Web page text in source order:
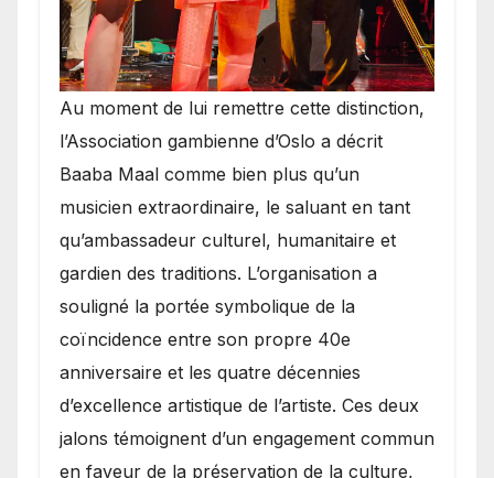
​Au moment de lui remettre cette distinction,
l’Association gambienne d’Oslo a décrit
Baaba Maal comme bien plus qu’un
musicien extraordinaire, le saluant en tant
qu’ambassadeur culturel, humanitaire et
gardien des traditions. L’organisation a
souligné la portée symbolique de la
coïncidence entre son propre 40e
anniversaire et les quatre décennies
d’excellence artistique de l’artiste. Ces deux
jalons témoignent d’un engagement commun
en faveur de la préservation de la culture,